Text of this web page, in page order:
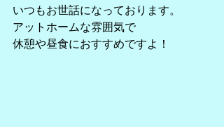
いつもお世話になっております。
アットホームな雰囲気で
休憩や昼食におすすめですよ！